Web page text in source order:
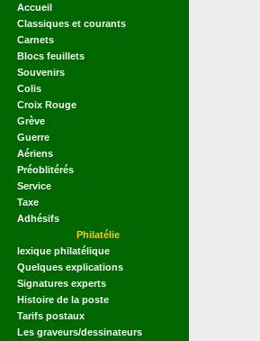
Accueil
Classiques et courants
Carnets
Blocs feuillets
Souvenirs
Colis
Croix Rouge
Grève
Guerre
Aériens
Préoblitérés
Service
Taxe
Adhésifs
Philatélie
lexique philatélique
Quelques explications
Signatures experts
Histoire de la poste
Tarifs postaux
Les graveurs/dessinateurs